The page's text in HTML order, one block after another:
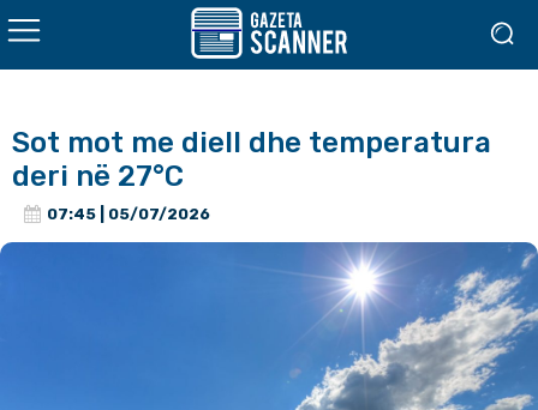
Sot mot me diell dhe temperatura
deri në 27°C
07:45 | 05/07/2026